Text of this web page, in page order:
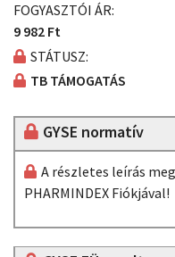
FOGYASZTÓI ÁR:
9 982 Ft
STÁTUSZ:
TB TÁMOGATÁS
GYSE normatív
A részletes leírás
PHARMINDEX Fiókjával!